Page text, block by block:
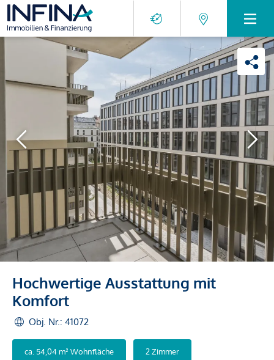
Hochwertige Ausstattung mit
Komfort
Obj. Nr.: 41072
ca. 54,04 m² Wohnfläche 2 Zimmer